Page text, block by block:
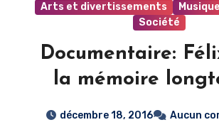
Arts et divertissements Musique
Société
Documentaire:
la mémoire
décembre 18, 2016 Aucun